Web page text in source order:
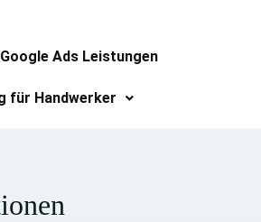
Google Ads Leistungen
für Handwerker